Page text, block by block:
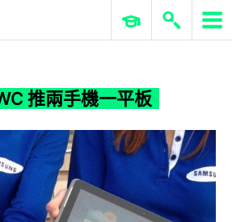
MWC 推兩手機一平板
ERP 與商業 AI
推兩手機一平板